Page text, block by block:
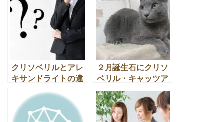
クリソベリルとアレ
キサンドライトの違
果とは
２月誕生石にクリソ
ベリル・キャッツア
イが６３年ぶりに新
規追加